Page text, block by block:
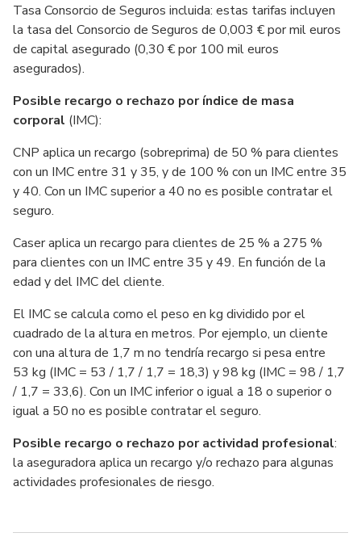
Tasa Consorcio de Seguros incluida: estas tarifas incluyen
la tasa del Consorcio de Seguros de 0,003 € por mil euros
de capital asegurado (0,30 € por 100 mil euros
asegurados).
Posible recargo o rechazo por índice de masa
corporal (IMC):
CNP aplica un recargo (sobreprima) de 50 % para clientes
con un IMC entre 31 y 35, y de 100 % con un IMC entre 35
y 40. Con un IMC superior a 40 no es posible contratar el
seguro.
Caser aplica un recargo para clientes de 25 % a 275 %
para clientes con un IMC entre 35 y 49. En función de la
edad y del IMC del cliente.
El IMC se calcula como el peso en kg dividido por el
cuadrado de la altura en metros. Por ejemplo, un cliente
con una altura de 1,7 m no tendría recargo si pesa entre
53 kg (IMC = 53 / 1,7 / 1,7 = 18,3) y 98 kg (IMC = 98 / 1,7
/ 1,7 = 33,6). Con un IMC inferior o igual a 18 o superior o
igual a 50 no es posible contratar el seguro.
Posible recargo o rechazo por actividad profesional:
la aseguradora aplica un recargo y/o rechazo para algunas
actividades profesionales de riesgo.